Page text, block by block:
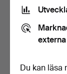
19 bud
Du kan läsa